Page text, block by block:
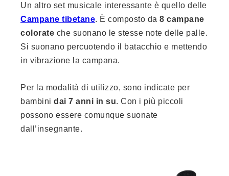
Un altro set musicale interessante è quello delle
Campane tibetane. È composto da 8 campane
colorate che suonano le stesse note delle palle.
Si suonano percuotendo il batacchio e mettendo
in vibrazione la campana.
Per la modalità di utilizzo, sono indicate per
bambini dai 7 anni in su. Con i più piccoli
possono essere comunque suonate
dall’insegnante.